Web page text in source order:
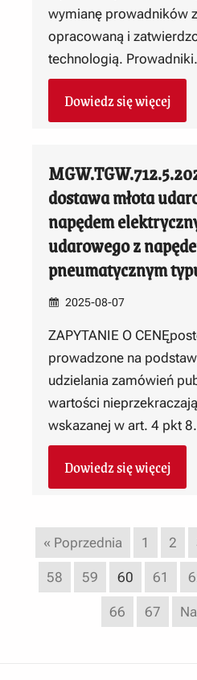
wymianę prowadników
opracowaną i
technologią.
Dowiedz się więcej
dostawa młota
napędem
udarowego z
pneumatycznym
2025-08-07
ZAPYTANIE O
prowadzone na
udzielania zamówień
wartości
wskazanej w art. 4 pkt
Dowiedz się więcej
« Poprzednia 1 2
58 59 60 61
66 67